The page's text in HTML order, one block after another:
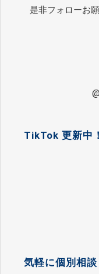
是非フォローお
TikTok 更新中！
気軽に個別相談